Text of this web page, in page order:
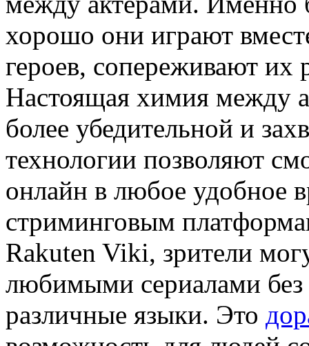
хорошо они играют
героев, сопереживают их
Настоящая химия между
более убедительной и
технологии позволяют
онлайн в любое удобное
стриминговым
Rakuten Viki, зрители
любимыми сериалами
различные языки. Это